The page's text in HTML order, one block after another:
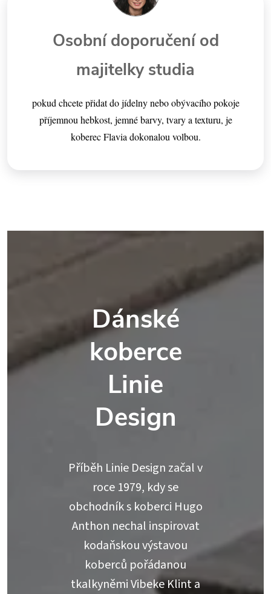
Osobní doporučení od
majitelky studia
pokud chcete přidat do jídelny nebo obývacího pokoje
příjemnou hebkost, jemné barvy, tvary a texturu, je
koberec Flavia dokonalou volbou.
Dánské
koberce
Linie
Design
Příběh Linie Design začal v
roce 1979, kdy se
obchodník s koberci Hugo
Anthon nechal inspirovat
kodaňskou výstavou
koberců pořádanou
tkalkyněmi Vibeke Klint a